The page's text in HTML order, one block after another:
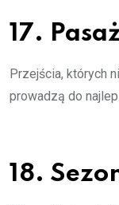
17.
Przejścia, których
prowadzą do
18.